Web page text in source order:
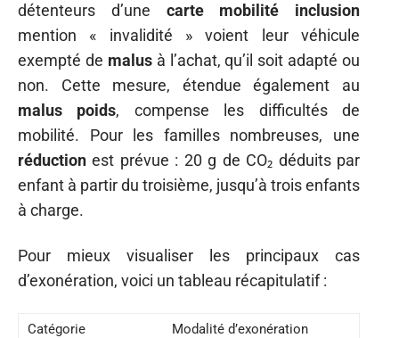
détenteurs d’une carte mobilité inclusion
mention « invalidité » voient leur véhicule
exempté de malusà l’achat, qu’il soit adapté ou
non. Cette mesure, étendue également au
malus poids, compense les difficultés de
mobilité. Pour les familles nombreuses, une
réduction est prévue : 20 g de CO₂ déduits par
enfant à partir du troisième, jusqu’à trois enfants
à charge.
Pour mieux visualiser les principaux cas
d’exonération, voici un tableau récapitulatif :
Catégorie
Modalité d’exonération